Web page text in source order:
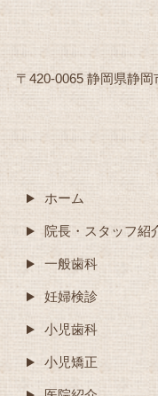
〒420-0065 静岡県静
ホーム
院長・スタッフ紹
一般歯科
妊婦検診
小児歯科
小児矯正